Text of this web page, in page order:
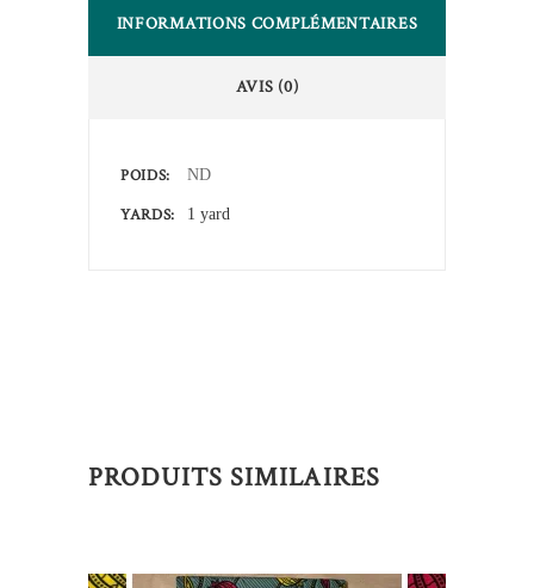
INFORMATIONS COMPLÉMENTAIRES
AVIS (0)
POIDS ND
YARDS 1 yard
PRODUITS SIMILAIRES